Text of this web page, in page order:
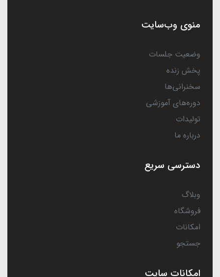
منوی وب‌سایت
وضعیت جلسات
پخش زنده
سخنرانی‌ها
دوره‌های آموزشی
تولیدات
درباره ما
دسترسی سریع
وبلاگ
فروشگاه
امکانات
جستجو
امکانات سایت